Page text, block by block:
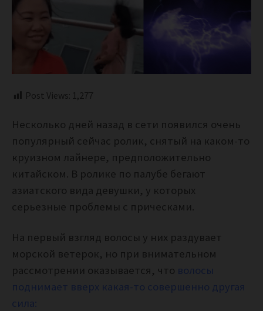
Post Views: 1,277
Несколько дней назад в сети появился очень
популярный сейчас ролик, снятый на каком-то
круизном лайнере, предположительно
китайском. В ролике по палубе бегают
азиатского вида девушки, у которых
серьезные проблемы с прическами.
На первый взгляд волосы у них раздувает
морской ветерок, но при внимательном
рассмотрении оказывается, что волосы
поднимает вверх какая-то совершенно другая
сила: